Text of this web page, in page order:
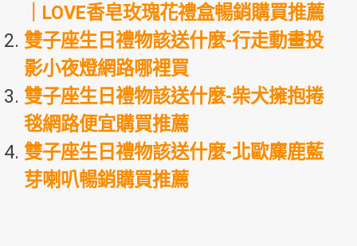
｜LOVE香皂玫瑰花禮盒暢銷購買推薦
雙子座生日禮物該送什麼-行走動畫投
影小夜燈網路哪裡買
雙子座生日禮物該送什麼-柴犬擁抱捲
毯網路便宜購買推薦
雙子座生日禮物該送什麼-北歐麋鹿藍
芽喇叭暢銷購買推薦